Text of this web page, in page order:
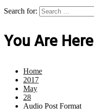
Search for:
You Are Here
Home
2017
May
28
Audio Post Format